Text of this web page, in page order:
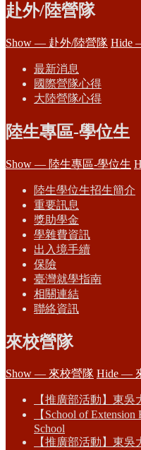
赴外/陸營隊
Show — 赴外/陸營隊 Hide
最新消息
國際營隊心得
大陸營隊心得
陸生專區-學位生
Show — 陸生專區-學位生
陸生學位生招生簡介
重要訊息
獎助學金
學雜費資訊
出入境手續
保險
臺灣就學指南
相關連結
聯絡資訊
來校營隊
Show — 來校營隊 Hide —
【推廣部活動】東
【School of
School
【推廣部活動】東